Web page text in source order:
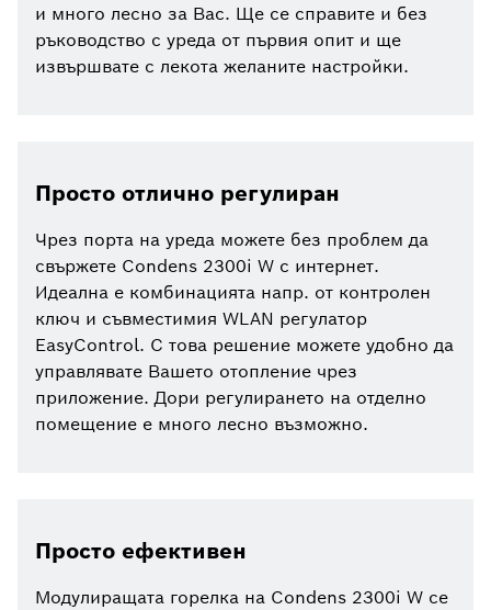
и много лесно за Вас. Ще се справите и без
ръководство с уреда от първия опит и ще
извършвате с лекота желаните настройки.
Просто отлично регулиран
Чрез порта на уреда можете без проблем да
свържете Condens 2300i W с интернет.
Идеална е комбинацията напр. от контролен
ключ и съвместимия WLAN регулатор
EasyControl. С това решение можете удобно да
управлявате Вашето отопление чрез
приложение. Дори регулирането на отделно
помещение е много лесно възможно.
Просто ефективен
Модулиращата горелка на Condens 2300i W се